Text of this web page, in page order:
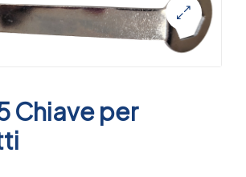
🔍
Chiave per